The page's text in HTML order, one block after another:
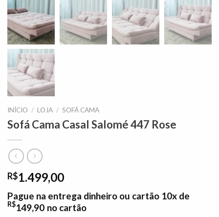
INÍCIO / LOJA / SOFÁ CAMA
Sofá Cama Casal Salomé 447 Rose
R$1.499,00
Pague na entrega dinheiro ou cartão 10x de
R$149,90 no cartão